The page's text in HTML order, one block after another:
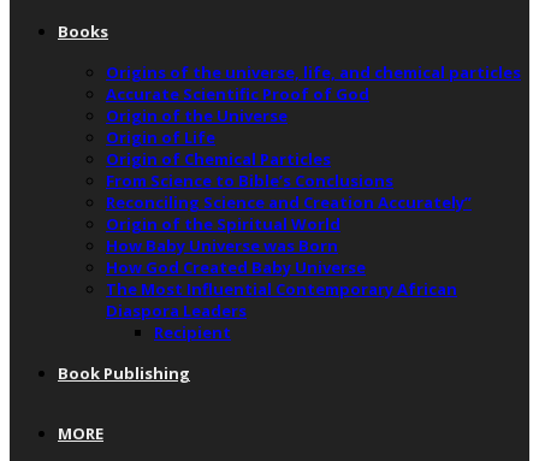
Books
Origins of the universe, life, and chemical particles
Accurate Scientific Proof of God
Origin of the Universe
Origin of Life
Origin of Chemical Particles
From Science to Bible’s Conclusions
Reconciling Science and Creation Accurately”
Origin of the Spiritual World
How Baby Universe was Born
How God Created Baby Universe
The Most Influential Contemporary African
Diaspora Leaders
Recipient
Book Publishing
MORE